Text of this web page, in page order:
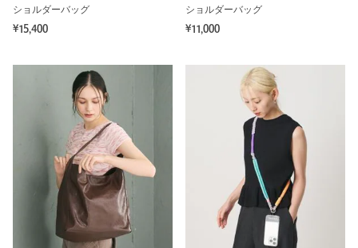
ショルダーバッグ
¥15,400
ショルダーバッグ
¥11,000